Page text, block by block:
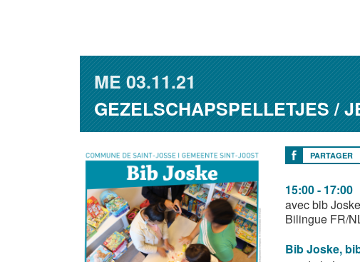
ME03.11.21
GEZELSCHAPSPELLETJES /
PARTAGER
15:00 - 17:00
avec bib
Bilingue FR/
Bib Joske,